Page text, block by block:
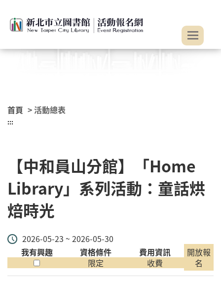
首頁 > 活動總表
:::
【中和員山分館】「Home
Library」系列活動：童話烘
焙時光
2026-05-23 ~ 2026-05-30
我有興趣
資格條件
限定
費用資訊
收費
開放報
名